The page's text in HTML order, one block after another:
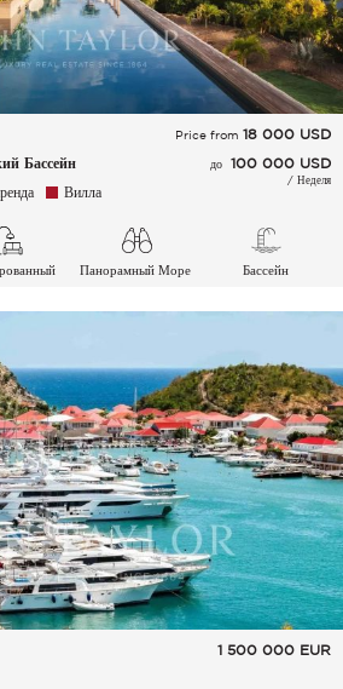
Бассейн
Price from 18 000 USD
до 100 000 USD
/ Неделя
Вилла
Панорамный Море Бассейн
1 500 000 EUR